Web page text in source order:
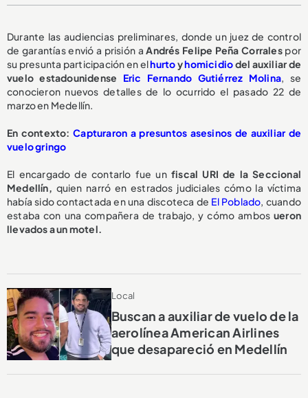
Durante las audiencias preliminares, donde un juez de control
de garantías envió a prisión aAndrés Felipe Peña Corralespor
su presunta participación en elhurtoyhomicidiodel auxiliar de
vuelo estadounidense Eric Fernando Gutiérrez Molina, se
conocieron nuevos detalles de lo ocurrido el pasado 22 de
marzo en Medellín.
En contexto: Capturaron a presuntos asesinos de auxiliar de
vuelo gringo
El encargado de contarlo fue unfiscal URI de la Seccional
Medellín, quien narró en estrados judiciales cómo la víctima
había sido contactada en una discoteca de El Poblado, cuando
estaba con una compañera de trabajo, y cómo ambos ueron
llevados a un motel.
Local
Buscan a auxiliar de vuelo de la
aerolínea American Airlines
que desapareció en Medellín